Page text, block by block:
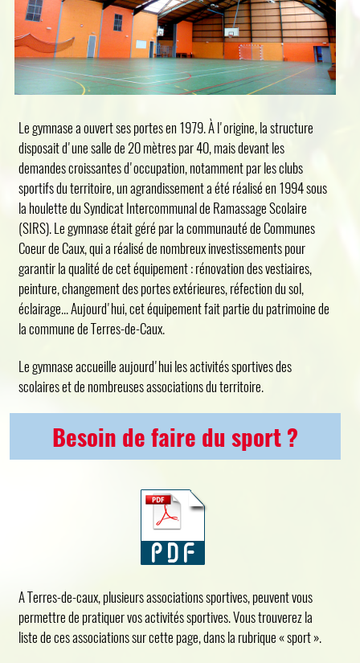
Le gymnase a ouvert ses portes en 1979. À l'origine, la structure
disposait d'une salle de 20 mètres par 40, mais devant les
demandes croissantes d'occupation, notamment par les clubs
sportifs du territoire, un agrandissement a été réalisé en 1994 sous
la houlette du Syndicat Intercommunal de Ramassage Scolaire
(SIRS). Le gymnase était géré par la communauté de Communes
Coeur de Caux, qui a réalisé de nombreux investissements pour
garantir la qualité de cet équipement : rénovation des vestiaires,
peinture, changement des portes extérieures, réfection du sol,
éclairage... Aujourd'hui, cet équipement fait partie du patrimoine de
la commune de Terres-de-Caux.
Le gymnase accueille aujourd'hui les activités sportives des
scolaires et de nombreuses associations du territoire.
Besoin de faire du sport ?
A Terres-de-caux, plusieurs associations sportives, peuvent vous
permettre de pratiquer vos activités sportives. Vous trouverez la
liste de ces associations sur cette page, dans la rubrique « sport ».